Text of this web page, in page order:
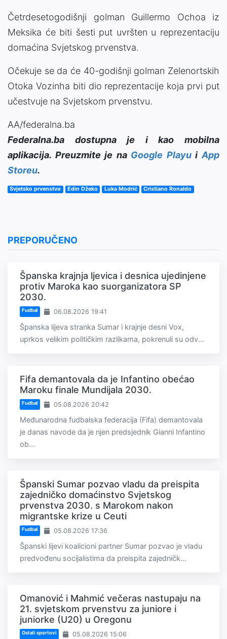
Četrdesetogodišnji golman Guillermo Ochoa iz
Meksika će biti šesti put uvršten u reprezentaciju
domaćina Svjetskog prvenstva.
Očekuje se da će 40-godišnji golman Zelenortskih
Otoka Vozinha biti dio reprezentacije koja prvi put
učestvuje na Svjetskom prvenstvu.
AA/federalna.ba
Federalna.ba dostupna je i kao mobilna
aplikacija. Preuzmite je na Google PlayuiApp
Storeu.
Svjetsko prvenstvo Edin Džeko Luka Modrić Cristiano Ronaldo
PREPORUČENO
Španska krajnja ljevica i desnica ujedinjene
protiv Maroka kao suorganizatora SP
2030.
Fudbal 06.08.2026 19:41
Španska lijeva stranka Sumar i krajnje desni Vox,
uprkos velikim političkim razlikama, pokrenuli su odv...
Fifa demantovala da je Infantino obećao
Maroku finale Mundijala 2030.
Fudbal 05.08.2026 20:42
Međunarodna fudbalska federacija (Fifa) demantovala
je danas navode da je njen predsjednik Gianni Infantino
ob...
Španski Sumar pozvao vladu da preispita
zajedničko domaćinstvo Svjetskog
prvenstva 2030. s Marokom nakon
migrantske krize u Ceuti
Fudbal 05.08.2026 17:36
Španski lijevi koalicioni partner Sumar pozvao je vladu
predvođenu socijalistima da preispita zajedničk...
Omanović i Mahmić večeras nastupaju na
21. svjetskom prvenstvu za juniore i
juniorke (U20) u Oregonu
Ostali sportovi 05.08.2026 15:06